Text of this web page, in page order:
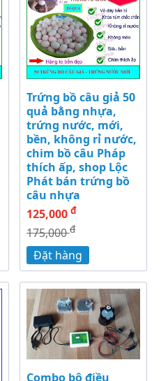
Trứng bồ câu giả 50
quả bằng nhựa,
trứng nước, mới,
bền, không rỉ nước,
chim bồ câu Pháp
thích ấp, shop Lộc
Phát bán trứng bồ
câu nhựa
125,000 đ
175,000đ
Đặt hàng
Combo bộ điều